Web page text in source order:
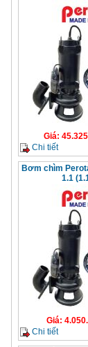
Giá:
Chi tiết
Bơm chìm
1.1
Giá:
Chi tiết